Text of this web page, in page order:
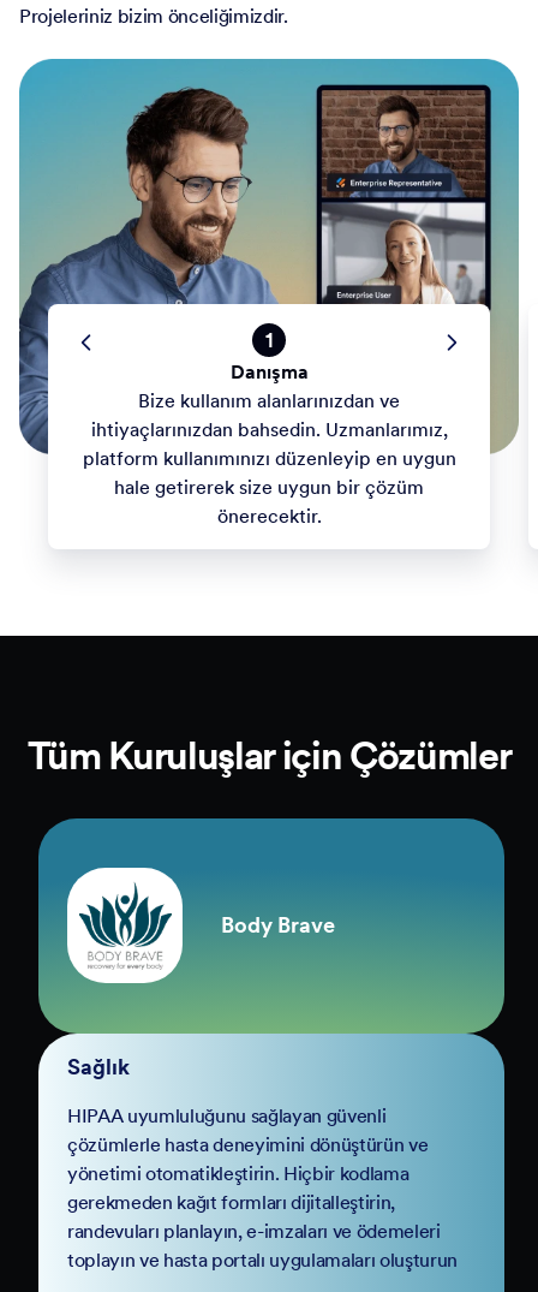
Projeleriniz bizim önceliğimizdir.
1
Danışma
Bize kullanım alanlarınızdan ve
ihtiyaçlarınızdan bahsedin. Uzmanlarımız,
platform kullanımınızı düzenleyip en uygun
hale getirerek size uygun bir çözüm
önerecektir.
Tüm Kuruluşlar için Çözümler
Body Brave
Sağlık
HIPAA uyumluluğunu sağlayan güvenli
çözümlerle hasta deneyimini dönüştürün ve
yönetimi otomatikleştirin. Hiçbir kodlama
gerekmeden kağıt formları dijitalleştirin,
randevuları planlayın, e-imzaları ve ödemeleri
toplayın ve hasta portalı uygulamaları oluşturun